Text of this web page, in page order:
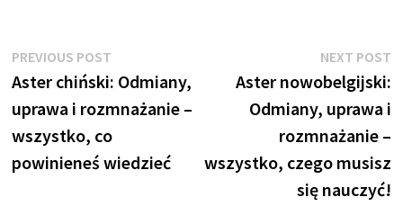
Nawigacja
wpisu
PREVIOUS POST
post:
Aster chiński: Odmiany,
uprawa i rozmnażanie –
wszystko, co
powinieneś wiedzieć
NEXT POST
Aster nowobelgijski:
Odmiany, uprawa i
rozmnażanie –
wszystko, czego musisz
się nauczyć!